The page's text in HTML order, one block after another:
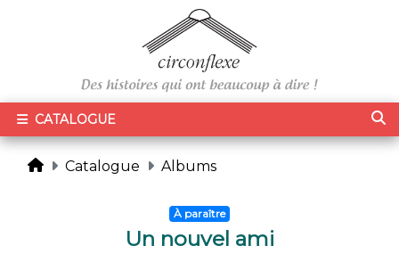
CATALOGUE
Catalogue Albums
À paraître
Un nouvel ami